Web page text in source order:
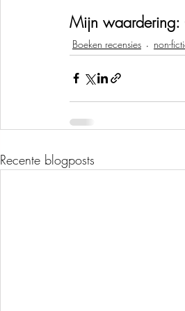
Mijn waardering:
Boeken recensies non-
Recente blogposts